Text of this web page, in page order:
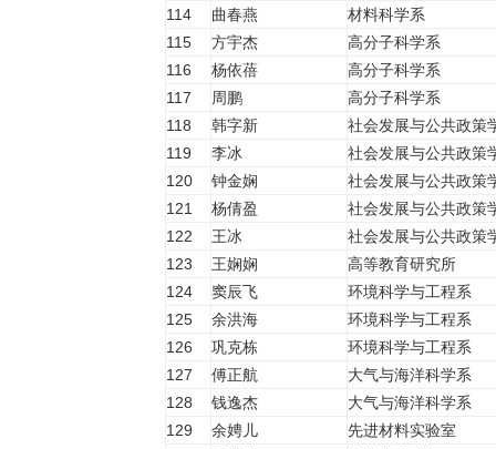
114 曲春燕
材料科学系
115
方宇杰
高分子科学系
116
杨依蓓
高分子科学系
117
周鹏
高分子科学系
118
韩字新
社会发展与公共政策
119
李冰
社会发展与公共政策
120
钟金娴
社会发展与公共政策
121
杨倩盈
社会发展与公共政策
122
王冰
社会发展与公共政策
123
王娴娴
高等教育研究所
124
窦辰飞
环境科学与工程系
125
余洪海
环境科学与工程系
126
巩克栋
环境科学与工程系
127
傅正航
大气与海洋科学系
128
钱逸杰
大气与海洋科学系
129
余娉儿
先进材料实验室